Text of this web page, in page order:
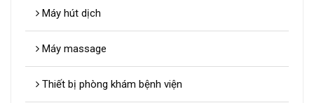
Máy hút dịch
Máy massage
Thiết bị phòng khám bệnh viện